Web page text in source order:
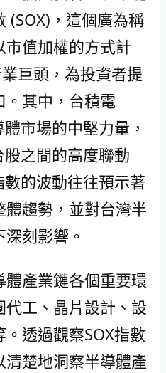
(SOX)，這個廣為稱
值加權的方式計
巨頭，為投資者提
其中，台積電
市場的中堅力量，
之間的高度聯動
的波動往往預示著
趨勢，並對台灣半
刻影響。
產業鏈各個重要環
工、晶片設計、設
透過觀察SOX指數
楚地洞察半導體產